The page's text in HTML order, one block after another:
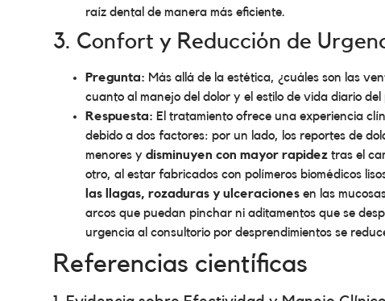
raíz dental de manera más eficiente.
3. Confort y Reducción de
Pregunta: Más allá de la estética, ¿cuáles son las
cuanto al manejo del dolor y el estilo de vida diario del
Respuesta: El tratamiento ofrece una experiencia
debido a dos factores: por un lado, los reportes de
menores y disminuyen con mayor rapidez tras el
otro, al estar fabricados con polímeros biomédicos
las llagas, rozaduras y ulceraciones en las
arcos que puedan pinchar ni aditamentos que se
urgencia al consultorio por desprendimientos se
Referencias científicas